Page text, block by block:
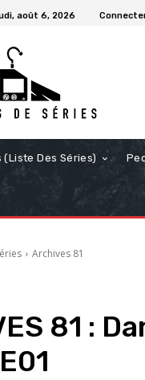
août 6, 2026
(Liste Des Séries)
Archives 81
81 :